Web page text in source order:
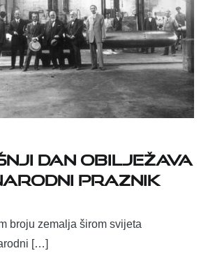
dan obilježava
praznik
broju zemalja širom svijeta
[…]